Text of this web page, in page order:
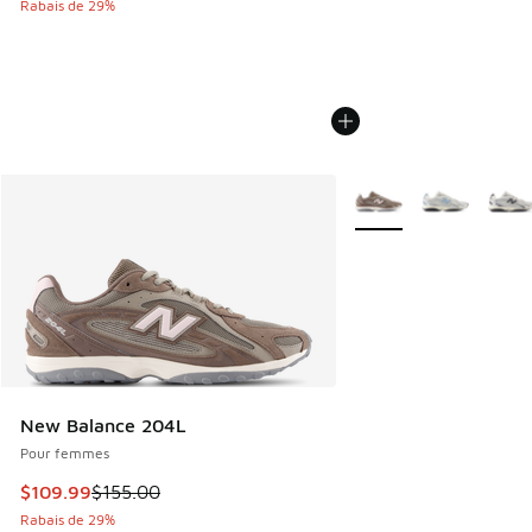
Rabais de 29%
New Balance 204L
Pour femmes
Cet article est en solde. Le prix est passé de $155.00 à
$109.99$155.00
Rabais de 29%
Plus de couleurs